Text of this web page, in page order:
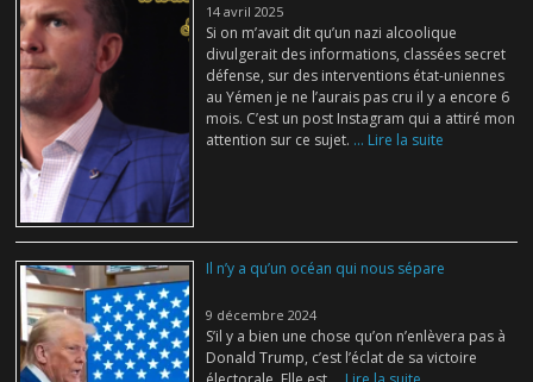
14 avril 2025
Si on m’avait dit qu’un nazi alcoolique
divulgerait des informations, classées secret
défense, sur des interventions état-uniennes
au Yémen je ne l’aurais pas cru il y a encore 6
mois. C’est un post Instagram qui a attiré mon
attention sur ce sujet. ... Lire la suite
Il n’y a qu’un océan qui nous sépare
9 décembre 2024
S’il y a bien une chose qu’on n’enlèvera pas à
Donald Trump, c’est l’éclat de sa victoire